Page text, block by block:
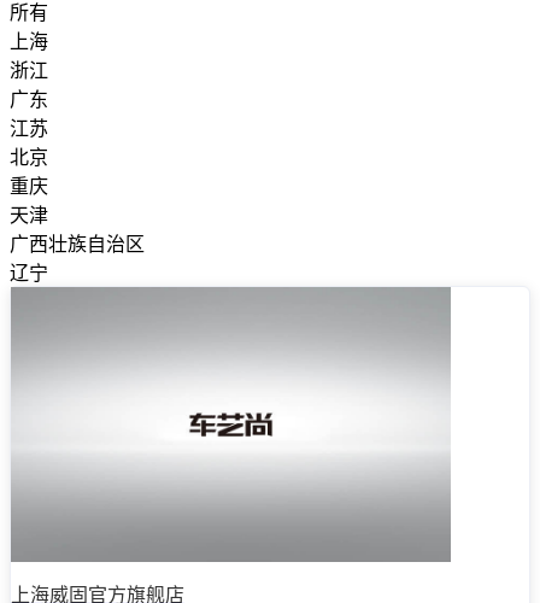
所有
上海
浙江
广东
江苏
北京
重庆
天津
广西壮族自治区
辽宁
上海威固官方旗舰店